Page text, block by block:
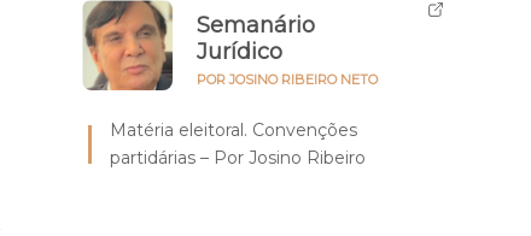
Semanário
Jurídico
POR JOSINO RIBEIRO NETO
Matéria eleitoral. Convenções
partidárias – Por Josino Ribeiro